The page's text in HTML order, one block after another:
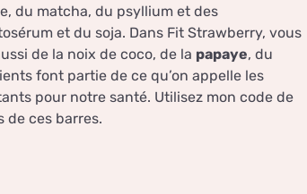
du matcha, du psyllium et des
et du soja. Dans Fit Strawberry, vous
de la noix de coco, de la papaye, du
font partie de ce qu’on appelle les
pour notre santé. Utilisez mon code de
de ces barres.